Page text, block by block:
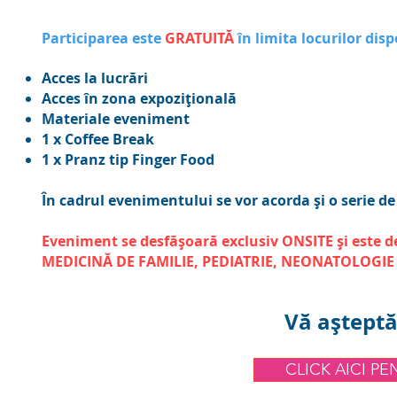
Participarea este GRATUITĂîn limita locurilor
Acces la lucrări
Acces în zona expozițională
Materiale eveniment
1 x Coffee Break
1 x Pranz tip Finger Food
În cadrul evenimentului se vor acorda și o serie
Eveniment se desfășoară exclusiv ONSITE și
MEDICINĂ DE FAMILIE, PEDIATRIE, NEONATOLOGIE
Vă
CLICK AICI